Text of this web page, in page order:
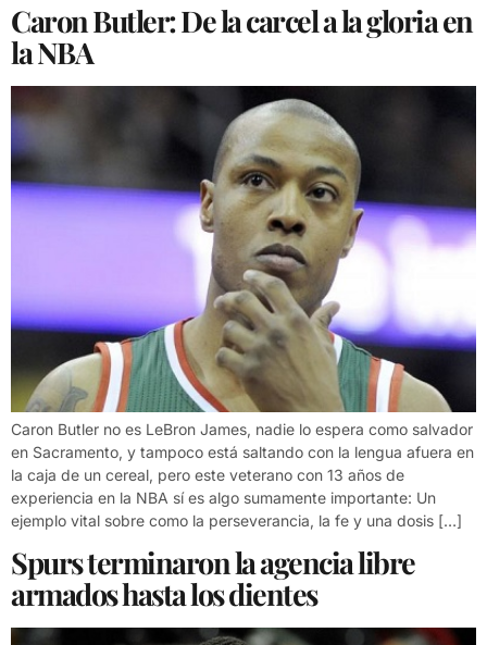
Caron Butler: De la carcel a la gloria en
la NBA
Caron Butler no es LeBron James, nadie lo espera como salvador
en Sacramento, y tampoco está saltando con la lengua afuera en
la caja de un cereal, pero este veterano con 13 años de
experiencia en la NBA sí es algo sumamente importante: Un
ejemplo vital sobre como la perseverancia, la fe y una dosis […]
Spurs terminaron la agencia libre
armados hasta los dientes